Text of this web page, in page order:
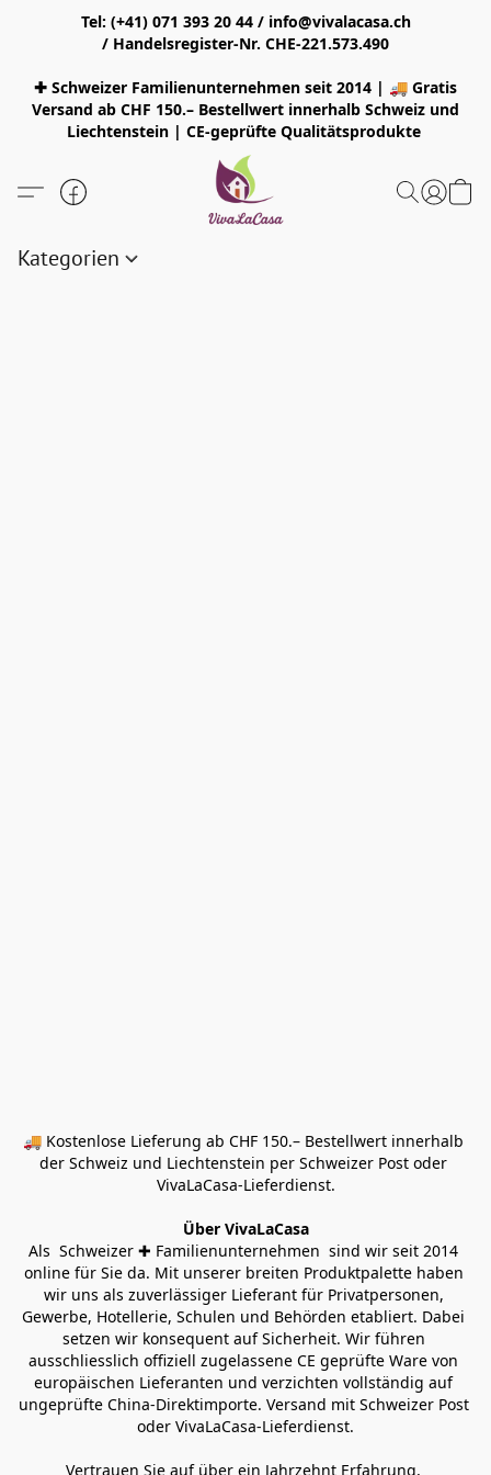
Tel: (+41) 071 393 20 44 / info@vivalacasa.ch
/ Handelsregister-Nr. CHE-221.573.490
✚ Schweizer Familienunternehmen seit 2014 | 🚚 Gratis
Versand ab CHF 150.– Bestellwert innerhalb Schweiz und
Liechtenstein | CE-geprüfte Qualitätsprodukte
Kategorien
🚚 Kostenlose Lieferung ab CHF 150.– Bestellwert innerhalb
der Schweiz und Liechtenstein per Schweizer Post oder
VivaLaCasa-Lieferdienst.
Über VivaLaCasa
Als  Schweizer ✚ Familienunternehmen  sind wir seit 2014
online für Sie da. Mit unserer breiten Produktpalette haben
wir uns als zuverlässiger Lieferant für Privatpersonen,
Gewerbe, Hotellerie, Schulen und Behörden etabliert. Dabei
setzen wir konsequent auf Sicherheit. Wir führen
ausschliesslich offiziell zugelassene CE geprüfte Ware von
europäischen Lieferanten und verzichten vollständig auf
ungeprüfte China-Direktimporte. Versand mit Schweizer Post
oder VivaLaCasa-Lieferdienst.
Vertrauen Sie auf über ein Jahrzehnt Erfahrung,